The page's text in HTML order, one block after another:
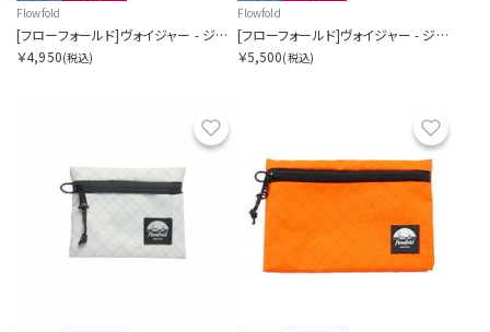
Flowfold
[フローフォールド]ヴォイジャー - ジッパーポーチ - S
￥4,950(税込)
Flowfold
[フローフォールド]ヴォイジャー - ジッパーポーチ - M
￥5,500(税込)
お気に入り